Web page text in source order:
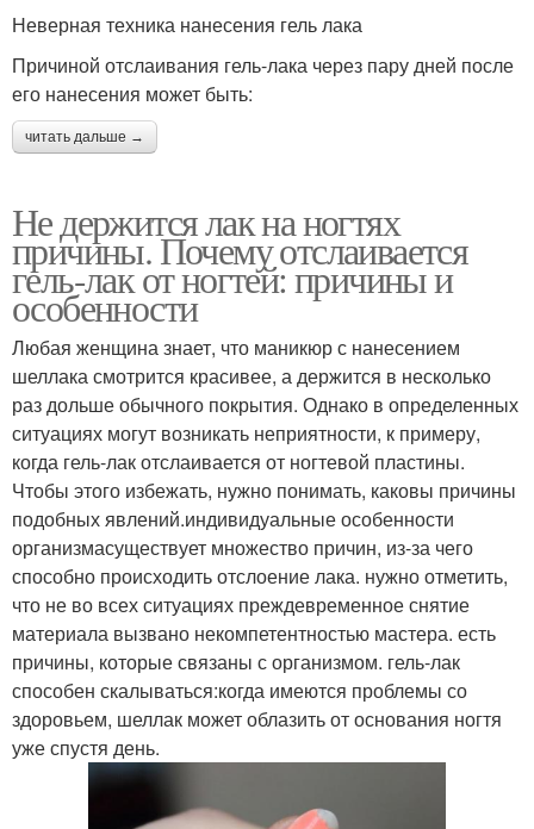
Неверная техника нанесения гель лака
Причиной отслаивания гель-лака через пару дней после
его нанесения может быть:
читать дальше →
Не держится лак на ногтях
причины. Почему отслаивается
гель-лак от ногтей: причины и
особенности
Любая женщина знает, что маникюр с нанесением
шеллака смотрится красивее, а держится в несколько
раз дольше обычного покрытия. Однако в определенных
ситуациях могут возникать неприятности, к примеру,
когда гель-лак отслаивается от ногтевой пластины.
Чтобы этого избежать, нужно понимать, каковы причины
подобных явлений.индивидуальные особенности
организмасуществует множество причин, из-за чего
способно происходить отслоение лака. нужно отметить,
что не во всех ситуациях преждевременное снятие
материала вызвано некомпетентностью мастера. есть
причины, которые связаны с организмом. гель-лак
способен скалываться:когда имеются проблемы со
здоровьем, шеллак может облазить от основания ногтя
уже спустя день.